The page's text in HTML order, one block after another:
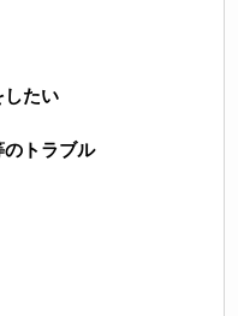
したい
のトラブル